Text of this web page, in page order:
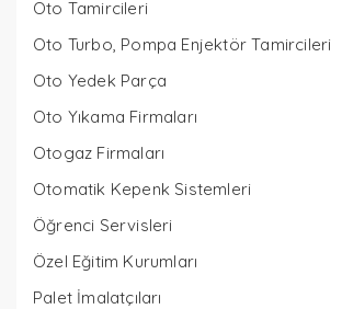
Oto Tamircileri
Oto Turbo, Pompa Enjektör Tamircileri
Oto Yedek Parça
Oto Yıkama Firmaları
Otogaz Firmaları
Otomatik Kepenk Sistemleri
Öğrenci Servisleri
Özel Eğitim Kurumları
Palet İmalatçıları